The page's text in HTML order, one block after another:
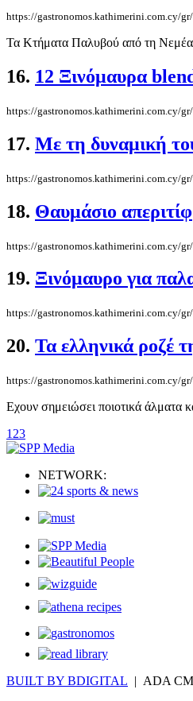
https://gastronomos.kathimerini.com.cy/gr/
Τα Κτήματα Παλυβού από τη Νεμέα
16. 12 Ξινόμαυρα
https://gastronomos.kathimerini.com.cy/gr/
17. Με τη δυναμική
https://gastronomos.kathimerini.com.cy/gr/
18. Θαυμάσιο απεριτίφ
https://gastronomos.kathimerini.com.cy/gr/
19. Ξινόμαυρο για
https://gastronomos.kathimerini.com.cy/
20. Τα ελληνικά ροζέ
https://gastronomos.kathimerini.com.cy/gr/
Εχουν σημειώσει ποιοτικά άλματα
1 23
NETWORK:
BUILT BY BDIGITAL | ADA